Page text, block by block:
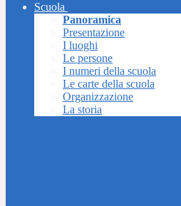
Scuola
Panoramica
Presentazione
I luoghi
Le persone
I numeri della scuola
Le carte della scuola
Organizzazione
La storia